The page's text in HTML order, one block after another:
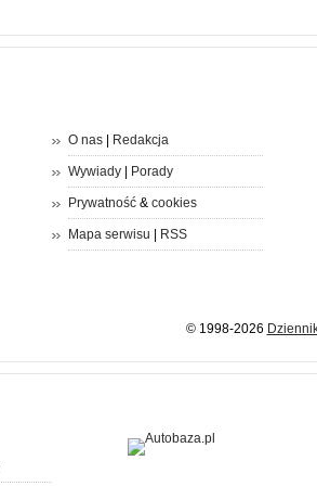
O nas| Redakcja
Wywiady| Porady
Prywatność& cookies
Mapa serwisu RSS
© 1998-2026